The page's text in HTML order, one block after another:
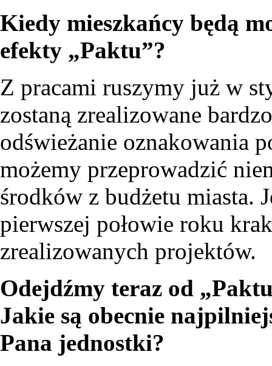
Kiedy mieszkańcy będą
efekty „Paktu”?
Z pracami ruszymy już w
zostaną zrealizowane
odświeżanie oznakowania
możemy przeprowadzić
środków z budżetu miasta.
pierwszej połowie roku
zrealizowanych projektów.
Odejdźmy teraz od
Jakie są obecnie
Pana jednostki?